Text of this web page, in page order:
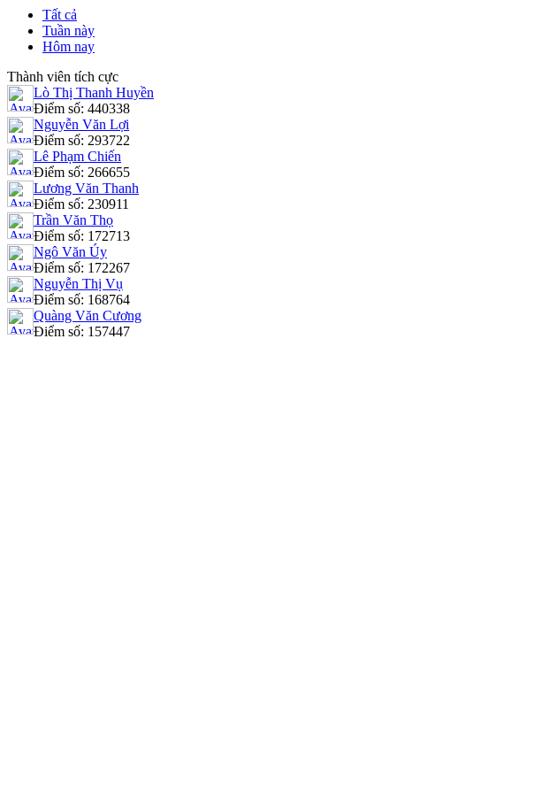
Tất cả
Tuần này
Hôm nay
Thành viên tích cực
Lò Thị Thanh Huyền
Điểm số: 440338
Nguyễn Văn Lợi
Điểm số: 293722
Lê Phạm Chiến
Điểm số: 266655
Lương Văn Thanh
Điểm số: 230911
Trần Văn Thọ
Điểm số: 172713
Ngô Văn Úy
Điểm số: 172267
Nguyễn Thị Vụ
Điểm số: 168764
Quàng Văn Cương
Điểm số: 157447